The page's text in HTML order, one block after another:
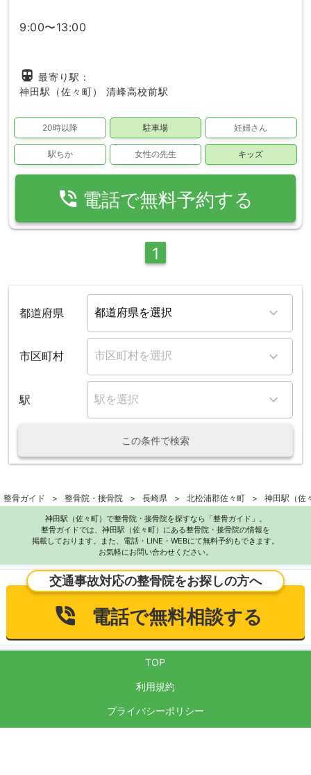
9:00〜13:00
directions_subway 最寄り駅：
神田駅（佐々町）
清峰高校前駅
20時以降 駐車場 妊婦さん
駅ちか 女性の先生 キッズ
phone_in_talk 電話で無料予約する
1
都道府県
市区町村
駅
この条件で検索
整骨ガイド 整骨院・接骨院 長崎県 北松浦郡佐々町 神田駅（佐
神田駅（佐々町）で整骨院・接骨院を探すなら「整骨ガイド」。
整骨ガイドでは、神田駅（佐々町）にある整骨院・接骨院の情報を
掲載しております。また、電話・LINE・WEBにて無料予約もできます。
お気軽にお問い合わせください。
交通事故対応の整骨院をお探しの方へ
電話で無料相談する
TOP
利用規約
プライバシーポリシー